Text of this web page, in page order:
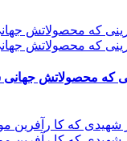
که محصولاتش